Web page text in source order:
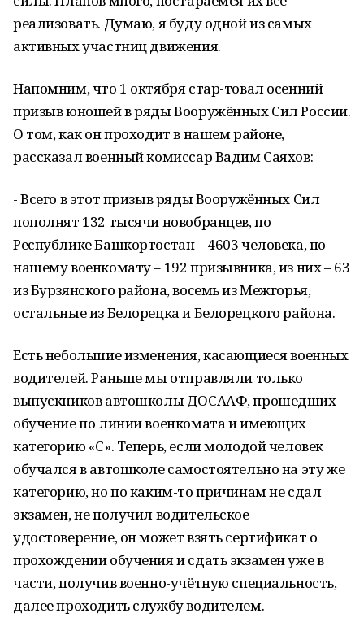
реализовать. Думаю, я буду одной из самых
активных участниц движения.
Напомним, что 1 октября стар-товал осенний
призыв юношей в ряды Вооружённых Сил России.
О том, как он проходит в нашем районе,
рассказал военный комиссар Вадим Саяхов:
- Всего в этот призыв ряды Вооружённых Сил
пополнят 132 тысячи новобранцев, по
Республике Башкортостан – 4603 человека, по
нашему военкомату – 192 призывника, из них – 63
из Бурзянского района, восемь из Межгорья,
остальные из Белорецка и Белорецкого района.
Есть небольшие изменения, касающиеся военных
водителей. Раньше мы отправляли только
выпускников автошколы ДОСААФ, прошедших
обучение по линии военкомата и имеющих
категорию «С». Теперь, если молодой человек
обучался в автошколе самостоятельно на эту же
категорию, но по каким-то причинам не сдал
экзамен, не получил водительское
удостоверение, он может взять сертификат о
прохождении обучения и сдать экзамен уже в
части, получив военно-учётную специальность,
далее проходить службу водителем.